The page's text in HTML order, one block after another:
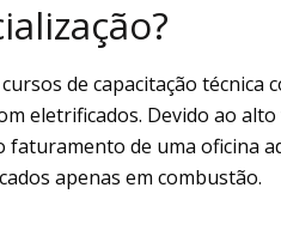
de capacitação
eletrificados. Devido ao
faturamento de uma oficina
apenas em combustão.